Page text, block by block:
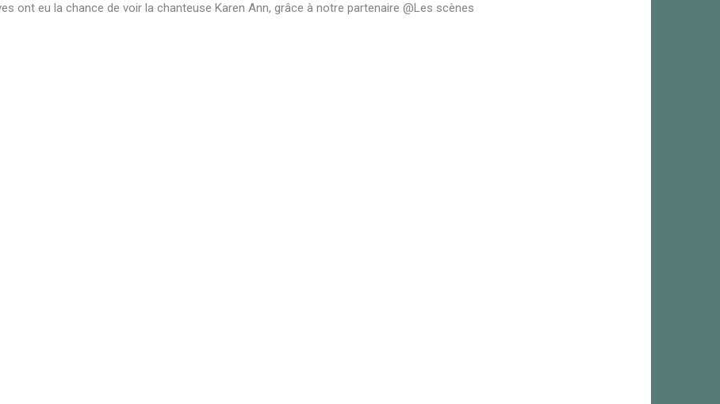
ont eu la chance de voir la chanteuse Karen Ann, grâce à notre partenaire @Les scènes